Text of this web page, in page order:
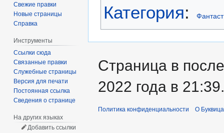
Категория:
Свежие правки
Новые страницы
Справка
Инструменты
Ссылки сюда
Связанные правки
Служебные страницы
Версия для печати
Постоянная ссылка
Сведения о странице
На других языках
Добавить ссылки
Страница в
2022 года в 21:39.
Политика конфиденциальности О Буквица